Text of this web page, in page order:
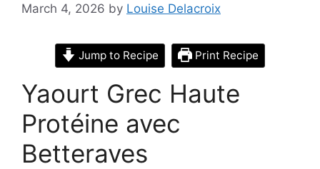
March 4, 2026 by Louise Delacroix
Jump to Recipe Print Recipe
Yaourt Grec Haute
Protéine avec
Betteraves